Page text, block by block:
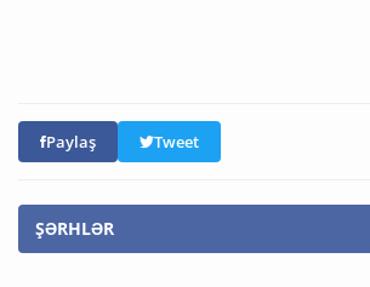
Paylaş Tweet
ŞƏRHLƏR